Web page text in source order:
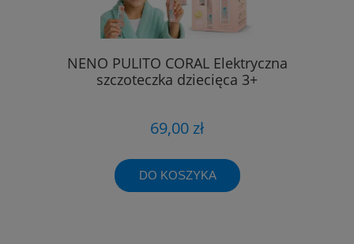
NENO PULITO CORAL Elektryczna
szczoteczka dziecięca 3+
69,00 zł
DO KOSZYKA